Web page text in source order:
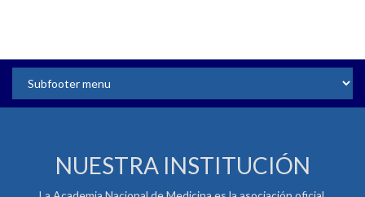
NUESTRA INSTITUCIÓN